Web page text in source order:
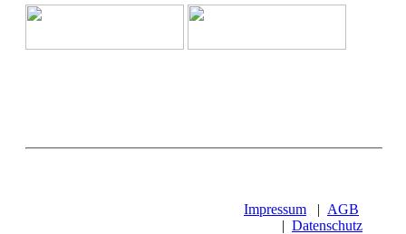
Impressum | AGB
| Datenschutz